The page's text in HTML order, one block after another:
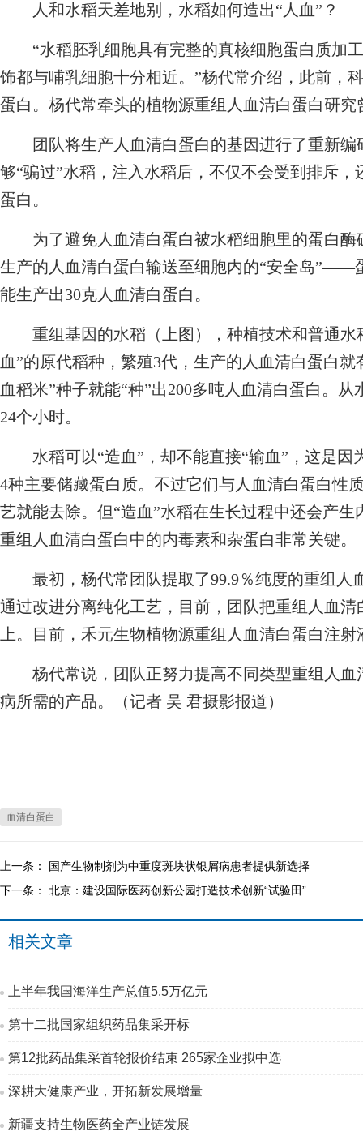
人和水稻天差地别，水稻如何造出“人血”？
“水稻胚乳细胞具有完整的真核细胞蛋白质加
饰都与哺乳细胞十分相近。”杨代常介绍，此前，
蛋白。杨代常牵头的植物源重组人血清白蛋白研
团队将生产人血清白蛋白的基因进行了重新编
够“骗过”水稻，注入水稻后，不仅不会受到排斥
蛋白。
为了避免人血清白蛋白被水稻细胞里的蛋白酶
生产的人血清白蛋白输送至细胞内的“安全岛”——
能生产出30克人血清白蛋白。
重组基因的水稻（上图），种植技术和普通水
血”的原代稻种，繁殖3代，生产的人血清白蛋白
血稻米”种子就能“种”出200多吨人血清白蛋白。
24个小时。
水稻可以“造血”，却不能直接“输血”，这是因
4种主要储藏蛋白质。不过它们与人血清白蛋白性
艺就能去除。但“造血”水稻在生长过程中还会产
重组人血清白蛋白中的内毒素和杂蛋白非常关键。
最初，杨代常团队提取了99.9％纯度的重组人
通过改进分离纯化工艺，目前，团队把重组人血清
上。目前，禾元生物植物源重组人血清白蛋白注
杨代常说，团队正努力提高不同类型重组人血
病所需的产品。（记者 吴 君摄影报道）
血清白蛋白
上一条： 国产生物制剂为中重度斑块状银屑病患者提供新选择
下一条： 北京：建设国际医药创新公园打造技术创新“试验田”
相关文章
上半年我国海洋生产总值5.5万亿元
第十二批国家组织药品集采开标
第12批药品集采首轮报价结束 265家企业拟中选
深耕大健康产业，开拓新发展增量
新疆支持生物医药全产业链发展